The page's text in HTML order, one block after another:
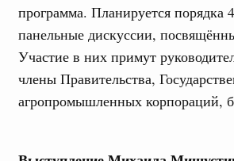
программа. Планируется
панельные дискуссии,
Участие в них примут
члены Правительства,
агропромышленных корпораций,
принял участие в
форума и
На двух скоростных
зоны дорожного